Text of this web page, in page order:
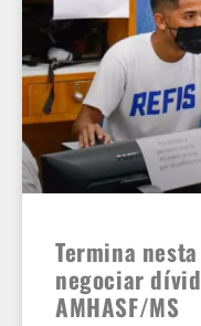
Termina
negociar
AMHASF/MS